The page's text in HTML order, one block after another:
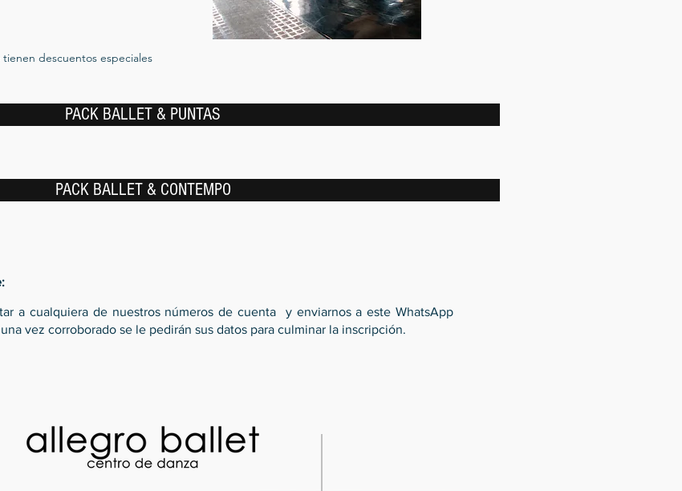
descuentos especiales
PACK BALLET & PUNTAS
PACK BALLET & CONTEMPO
a cualquiera de nuestros números de cuenta y enviarnos a este WhatsApp
vez corroborado se le pedirán sus datos para culminar la inscripción.